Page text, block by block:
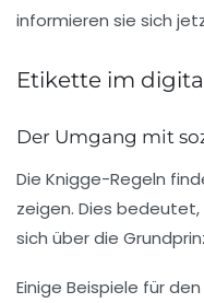
Etikette im
Der Umgang mit
Die Knigge-Regeln
zeigen. Dies
sich über die
Einige Beispiele für